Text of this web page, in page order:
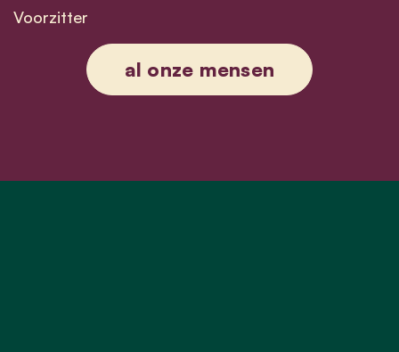
Voorzitter
Eveline Boúúaert
al onze mensen